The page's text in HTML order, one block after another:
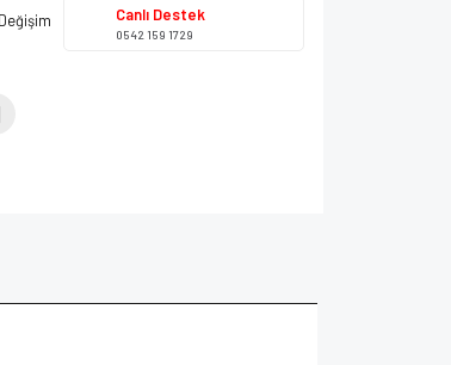
Canlı Destek
0542 159 1729